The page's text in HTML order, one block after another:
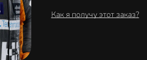
Как я получу этот заказ?